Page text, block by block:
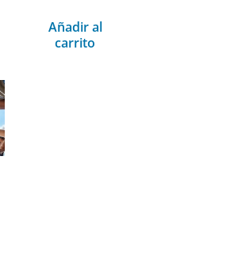
Añadir al
carrito